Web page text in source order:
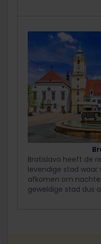
Bratislava heeft de
levendige stad waar
afkomen om
geweldige stad dus